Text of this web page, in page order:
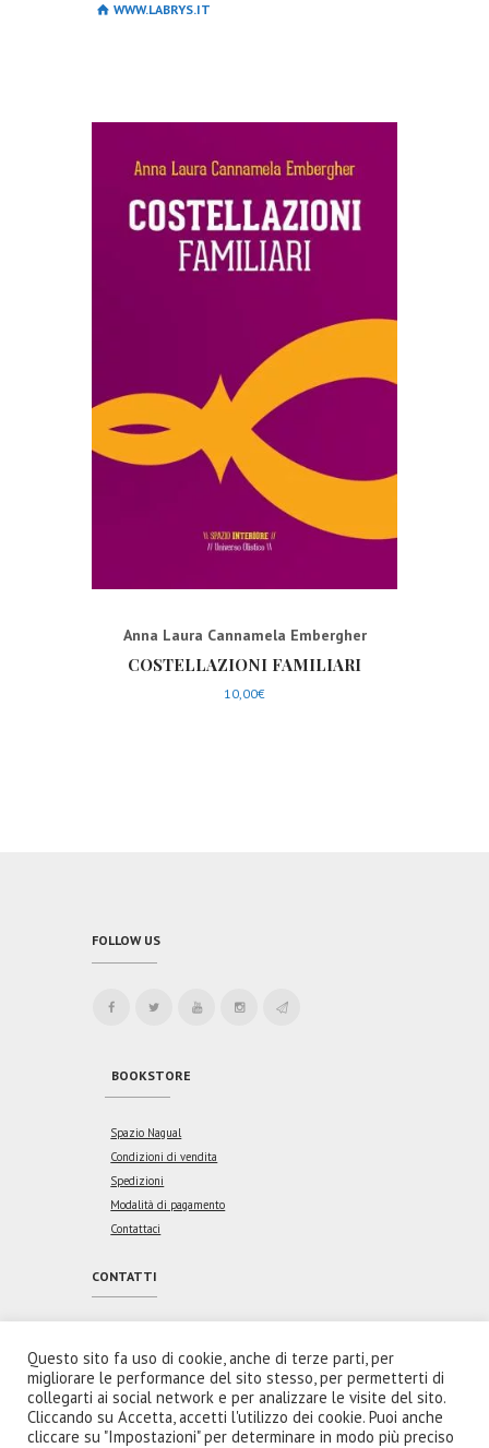
WWW.LABRYS.IT
Anna Laura Cannamela Embergher
COSTELLAZIONI FAMILIARI
10,00€
FOLLOW US
BOOKSTORE
Spazio Nagual
Condizioni di vendita
Spedizioni
Modalità di pagamento
Contattaci
CONTATTI
00176 Roma
Email:
redazione@spaziointeriore.com
Questo sito fa uso di cookie, anche di terze parti, per
migliorare le performance del sito stesso, per permetterti di
collegarti ai social network e per analizzare le visite del sito.
Cliccando su Accetta, accetti l'utilizzo dei cookie. Puoi anche
cliccare su "Impostazioni" per determinare in modo più preciso